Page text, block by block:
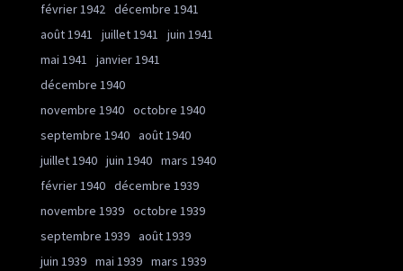
février 1942 décembre 1941
août 1941
juillet 1941
juin 1941
mai 1941
janvier 1941
décembre 1940
novembre 1940 octobre 1940
septembre 1940 août 1940
juillet 1940 juin 1940 mars 1940
février 1940 décembre 1939
novembre 1939 octobre 1939
septembre 1939 août 1939
juin 1939 mai 1939 mars 1939